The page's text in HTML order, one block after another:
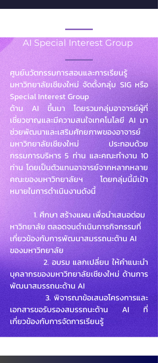
AI Special Interest Group
ศูนย์นวัตกรรมการสอนและการเรียนรู้
มหาวิทยาลัยเชียงใหม่ จัดตั้งกลุ่ม SIG หรือ
Special Interest Group
ด้าน AI ขึ้นมา โดยรวมกลุ่มอาจารย์ผู้ที่
เชี่ยวชาญและมีความสนใจเทคโนโลยี AI มา
ช่วยพัฒนาและเสริมศักยภาพของอาจารย์
มหาวิทยาลัยเชียงใหม่ ประกอบด้วย
กรรมการบริหาร 5 ท่าน และคณะทำงาน 10
ท่าน โดยเป็นตัวแทนอาจารย์จากหลากหลาย
คณะของมหาวิทยาลัยฯ โดยกลุ่มนี้มีเป้า
หมายในการดำเนินงานดังนี้
1. ศึกษา สร้างแผน เพื่อนำเสนอต่อม
หาวิทยาลัย ตลอดจนดำเนินการกิจกรรมที่
เกี่ยวข้องกับการพัฒนาสมรรถนะด้าน AI
ของมหาวิทยาลัย
2. อบรม แลกเปลี่ยน ให้คำแนะนำ
บุคลากรของมหาวิทยาลัยเชียงใหม่ ด้านการ
พัฒนาสมรรถนะด้าน AI
3. พิจารณาข้อเสนอโครงการและ
เอกสารขอรับรองสมรรถนะด้าน AI ที่
เกี่ยวข้องกับการจัดการเรียนรู้​